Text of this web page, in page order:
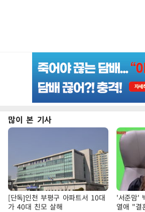
많이 본 기사
[단독]인천 부평구 아파트서 10대
가 40대 친모 살해
'서준맘'
열애 "결